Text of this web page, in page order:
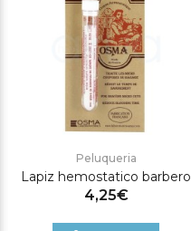
Peluqueria
Lapiz hemostatico barbero
4,25€